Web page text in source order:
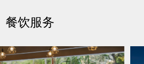
餐饮服务